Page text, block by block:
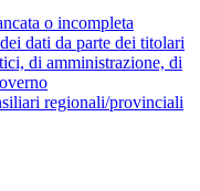
o incompleta
dati da parte dei titolari
di amministrazione, di
regionali/provinciali